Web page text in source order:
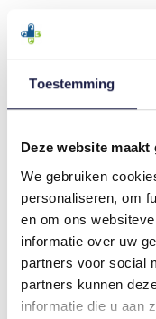
Toestemming
Deze website
We gebruiken
personaliseren, om
en om ons
informatie over uw
partners voor social
partners kunnen
informatie die u aan
VORTEILE VON
Verbesserte
Fell zu sorgen.
Unterstützt
Stärkt das
Gesundes
funktionierenden
Optimales
das Verhältnis
Fettsäuren.